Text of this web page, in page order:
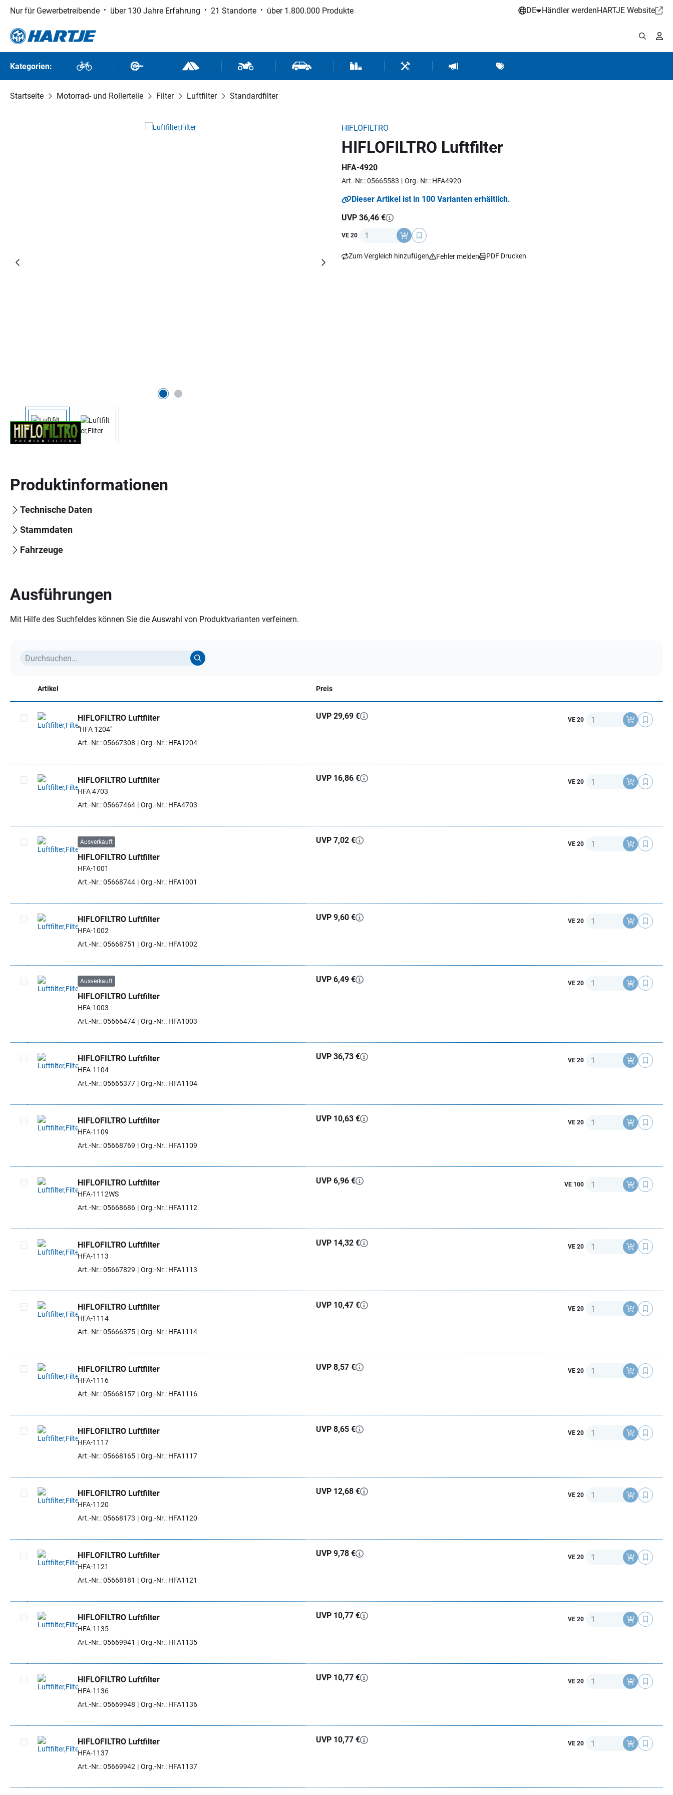
Hauptinhalt springen
Zur Suche springen
Zur Hauptnavigation springen
Nur für Gewerbetreibende über 130 Jahre Erfahrung 21 Standorte über 1.800.000 Produkte DE Händler werdenHARTJE Website
Kategorien: Fahrräder Fahrradteile Outdoor und SportMotorrad- und RollerteileFahrzeugteile und ZubehörVerbrauchsmaterial / Werkstattbedarf
Werkzeuge / Werkstattausrüstung
Hartje MarketingMarken
Startseite Motorrad- und Rollerteile Filter Luftfilter Standardfilter
HIFLOFILTRO
HIFLOFILTRO Luftfilter
HFA-4920
Art.-Nr.: 05665583 Org.-Nr.: HFA4920
Dieser Artikel ist in 100 Varianten erhältlich.
UVP 36,46 €
VE 20 Anzahl
Zum Vergleich hinzufügen Fehler melden PDF Drucken
Produktinformationen
Technische Daten
Stammdaten
Fahrzeuge
Ausführungen
Mit Hilfe des Suchfeldes können Sie die Auswahl von Produktvarianten verfeinern.
Artikel Preis
Artikel auswählen
HIFLOFILTRO Luftfilter
"HFA 1204"
Art.-Nr.: 05667308
Org.-Nr.: HFA1204
UVP 29,69 € VE 20 Anzahl
Artikel auswählen
HIFLOFILTRO Luftfilter
HFA 4703
Art.-Nr.: 05667464
Org.-Nr.: HFA4703
UVP 16,86 € VE 20 Anzahl
Artikel auswählen
Ausverkauft
HIFLOFILTRO Luftfilter
HFA-1001
Art.-Nr.: 05668744
Org.-Nr.: HFA1001
UVP 7,02 € VE 20 Anzahl
Artikel auswählen
HIFLOFILTRO Luftfilter
HFA-1002
Art.-Nr.: 05668751
Org.-Nr.: HFA1002
UVP 9,60 € VE 20 Anzahl
Artikel auswählen
Ausverkauft
HIFLOFILTRO Luftfilter
HFA-1003
Art.-Nr.: 05666474
Org.-Nr.: HFA1003
UVP 6,49 € VE 20 Anzahl
Artikel auswählen
HIFLOFILTRO Luftfilter
HFA-1104
Art.-Nr.: 05665377
Org.-Nr.: HFA1104
UVP 36,73 € VE 20 Anzahl
Artikel auswählen
HIFLOFILTRO Luftfilter
HFA-1109
Art.-Nr.: 05668769
Org.-Nr.: HFA1109
UVP 10,63 € VE 20 Anzahl
Artikel auswählen
HIFLOFILTRO Luftfilter
HFA-1112WS
Art.-Nr.: 05668686
Org.-Nr.: HFA1112
UVP 6,96 € VE 100 Anzahl
Artikel auswählen
HIFLOFILTRO Luftfilter
HFA-1113
Art.-Nr.: 05667829
Org.-Nr.: HFA1113
UVP 14,32 € VE 20 Anzahl
Artikel auswählen
HIFLOFILTRO Luftfilter
HFA-1114
Art.-Nr.: 05666375
Org.-Nr.: HFA1114
UVP 10,47 € VE 20 Anzahl
Artikel auswählen
HIFLOFILTRO Luftfilter
HFA-1116
Art.-Nr.: 05668157
Org.-Nr.: HFA1116
UVP 8,57 € VE 20 Anzahl
Artikel auswählen
HIFLOFILTRO Luftfilter
HFA-1117
Art.-Nr.: 05668165
Org.-Nr.: HFA1117
UVP 8,65 € VE 20 Anzahl
Artikel auswählen
HIFLOFILTRO Luftfilter
HFA-1120
Art.-Nr.: 05668173
Org.-Nr.: HFA1120
UVP 12,68 € VE 20 Anzahl
Artikel auswählen
HIFLOFILTRO Luftfilter
HFA-1121
Art.-Nr.: 05668181
Org.-Nr.: HFA1121
UVP 9,78 € VE 20 Anzahl
Artikel auswählen
HIFLOFILTRO Luftfilter
HFA-1135
Art.-Nr.: 05669941
Org.-Nr.: HFA1135
UVP 10,77 € VE 20 Anzahl
Artikel auswählen
HIFLOFILTRO Luftfilter
HFA-1136
Art.-Nr.: 05669948
Org.-Nr.: HFA1136
UVP 10,77 € VE 20 Anzahl
Artikel auswählen
HIFLOFILTRO Luftfilter
HFA-1137
Art.-Nr.: 05669942
Org.-Nr.: HFA1137
UVP 10,77 € VE 20 Anzahl